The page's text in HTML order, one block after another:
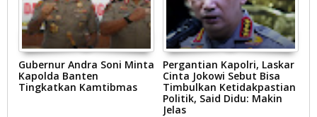
Gubernur Andra Soni Minta
Kapolda Banten
Tingkatkan Kamtibmas
Pergantian Kapolri, Laskar
Cinta Jokowi Sebut Bisa
Timbulkan Ketidakpastian
Politik, Said Didu: Makin
Jelas